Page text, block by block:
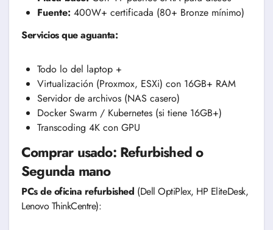
Fuente: 400W+ certificada (80+ Bronze mínimo)
Servicios que aguanta:
Todo lo del laptop +
Virtualización (Proxmox, ESXi) con 16GB+ RAM
Servidor de archivos (NAS casero)
Docker Swarm / Kubernetes (si tiene 16GB+)
Transcoding 4K con GPU
Comprar usado: Refurbished o
Segunda mano
PCs de oficina refurbished (Dell OptiPlex, HP EliteDesk,
Lenovo ThinkCentre):